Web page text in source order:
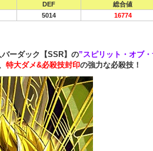
DEF
総合値
5014 16774
ーダック【SSR】の”スピリット・オブ
特大ダメ&必殺技封印の強力な必殺技！